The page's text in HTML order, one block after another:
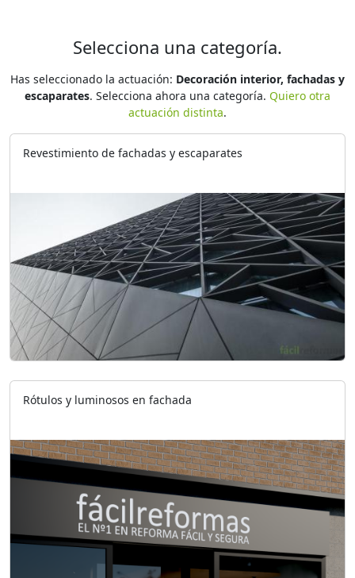
Selecciona una categoría.
Has seleccionado la actuación: Decoración interior, fachadas y
escaparates. Selecciona ahora una categoría. Quiero otra
actuación distinta.
Revestimiento de fachadas y escaparates
Rótulos y luminosos en fachada